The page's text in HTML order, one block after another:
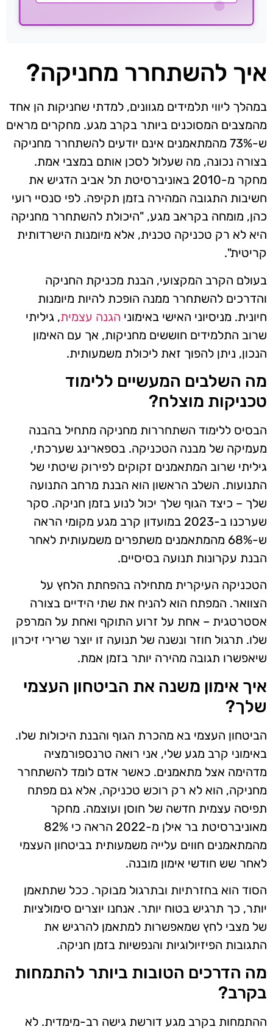
איך להשתחרר מחניקה?
במהלך ליווי תלמידים מגוונים, למדתי שחניקות הן אחד
מהמצבים המסוכנים ביותר בקרב מגע. מחקרים מראים
ש-73% מהמתאמנים אינם יודעים להשתחרר מחניקה
בצורה נכונה, מה שעלול לסכן אותם במצבי אמת.
מחקר מ-2010 באוניברסיטת תל אביב הדגיש את
חשיבות התגובה המהירה בזמן תקיפה. לפי סנסיי רועי
כהן, מומחה בקראב מגע, "היכולת להשתחרר מחניקה
היא לא רק טכניקה טכנית, אלא מיומנות הישרדותית
קריטית".
בעולם הקרב המקצועי, הבנת מכניקת החניקה
והדרכים להשתחרר ממנה הופכת להיות מיומנות
חיונית. מניסיוני האישי באימוני הגנה עצמית, גיליתי
שרוב התלמידים חוששים מחניקות, אך עם האימון
הנכון, ניתן להפוך זאת ליכולת משמעותית.
מה השלבים המעשיים ללימוד
טכניקות מוצלח?
הבסיס ללימוד השתחררות מחניקה מתחיל בהבנה
מעמיקה של מבנה הטכניקה. בספארינג שערכתי,
גיליתי שרוב המתאמנים זקוקים לפירוק שיטתי של
התנועות. השלב הראשון הוא הבנת מרחב התנועה
שלך – כיצד הגוף שלך יכול לנוע בזמן חניקה. סקר
שערכנו ב-2023 במועדון קרב מגע מקומי הראה
ש-68% מהמתאמנים משתפרים משמעותית לאחר
הבנת עקרונות תנועה בסיסיים.
הטכניקה העיקרית מתחילה בהפחתת הלחץ על
הצוואר. המפתח הוא להניח את שתי הידיים בצורה
אסטרטגית – אחת על זרוע התוקף ואחת על המרפק
שלו. תרגול חוזר ונשנה של תנועה זו יוצר שרירי זיכרון
שיאפשרו תגובה מהירה יותר בזמן אמת.
איך אימון משנה את הביטחון העצמי
שלך?
הביטחון העצמי בא מהכרת הגוף והבנת היכולות שלו.
באימוני קרב מגע שלי, אני רואה טרנספורמציה
מדהימה אצל מתאמנים. כאשר אדם לומד להשתחרר
מחניקה, הוא לא רק רוכש טכניקה, אלא גם מפתח
תפיסה עצמית חדשה של חוסן ועוצמה. מחקר
מאוניברסיטת בר אילן מ-2022 הראה כי 82%
מהמתאמנים חווים עלייה משמעותית בביטחון העצמי
לאחר שש חודשי אימון מובנה.
הסוד הוא בחזרתיות ובתרגול מבוקר. ככל שתתאמן
יותר, כך תרגיש בטוח יותר. אנחנו יוצרים סימולציות
של מצבי לחץ שמאפשרות למתאמן להרגיש את
התגובות הפיזיולוגיות והנפשיות בזמן חניקה.
מה הדרכים הטובות ביותר להתמחות
בקרב?
ההתמחות בקרב מגע דורשת גישה רב-מימדית. לא